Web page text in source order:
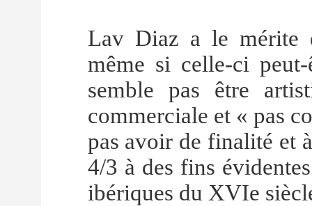
Lav Diaz a le mérite
même si celle-ci
semble pas être
commerciale et « pas
pas avoir de finalité et
4/3 à des fins
ibériques du XVIe